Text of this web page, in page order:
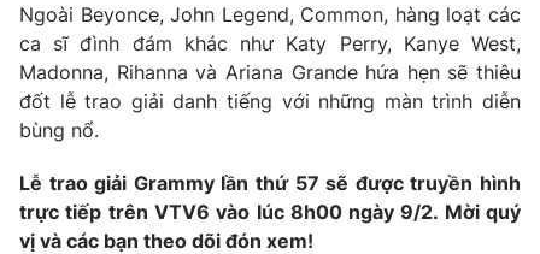
Khán giả
Giải sao mai
Âm nhạc
Sao
Du lịch
Làm đẹp
Chất lượng cuộc sống
Giáo dục
Tuyển sinh
Công nghệ
Hitech Công nghệ tương lai
Sản phẩm
Giao lưu trực tuyến
Ngoài Beyonce, John Legend, Common, hàng loạt các
ca sĩ đình đám khác như Katy Perry, Kanye West,
Madonna, Rihanna và Ariana Grande hứa hẹn sẽ thiêu
đốt lễ trao giải danh tiếng với những màn trình diễn
bùng nổ.
Lễ trao giải Grammy lần thứ 57 sẽ được truyền hình
trực tiếp trên VTV6 vào lúc 8h00 ngày 9/2. Mời quý
vị và các bạn theo dõi đón xem!